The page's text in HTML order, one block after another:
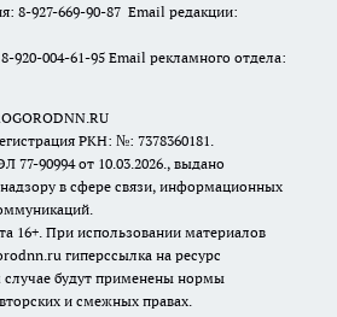
8-927-669-90-87 Email редакции:
920-004-61-95 Email рекламного отдела:
РКН: №: 7378360181.
77-90994 от 10.03.2026., выдано
в сфере связи, информационных
16+. При использовании материалов
гиперссылка на ресурс
случае будут применены нормы
и смежных правах.